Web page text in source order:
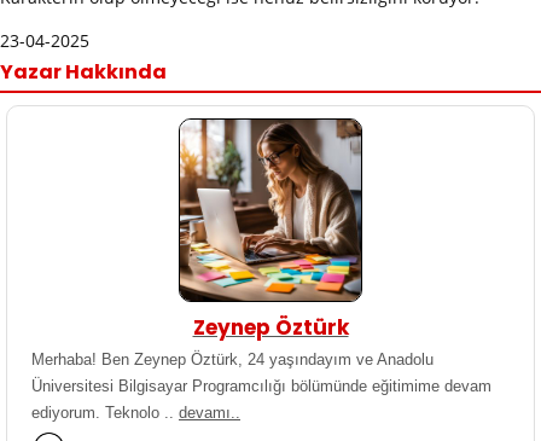
23-04-2025
Yazar Hakkında
Zeynep Öztürk
Merhaba! Ben Zeynep Öztürk, 24 yaşındayım ve Anadolu
Üniversitesi Bilgisayar Programcılığı bölümünde eğitimime devam
ediyorum. Teknolo .. devamı..